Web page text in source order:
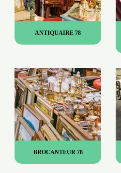
ANTIQUAIRE 78
BROCANTEUR 78